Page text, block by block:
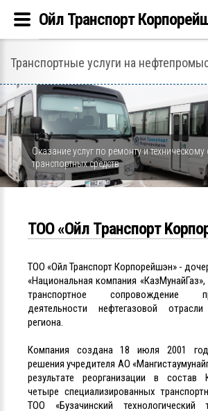
Транспортные услуги на
Оказание услуг по ремонту и
транспортных средств
ТОО «Ойл Tранспорт
ТОО «Ойл Транспорт Корпорейшэн» -
«Национальная компания
транспортное сопровождение
деятельности нефтегазовой отрасли
региона.
Компания создана 18 июля 2001
решения учредителя АО
результате реорганизации в состав
четыре специализированных
ТОО «Бузачинский технологический
Ойл Транспорт